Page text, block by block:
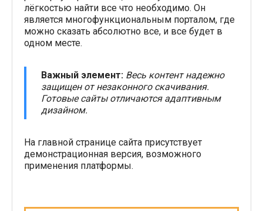
лёгкостью найти все что необходимо. Он
является многофункциональным порталом, где
можно сказать абсолютно все, и все будет в
одном месте.
Важный элемент: Весь контент надежно
защищен от незаконного скачивания.
Готовые сайты отличаются адаптивным
дизайном.
На главной странице сайта присутствует
демонстрационная версия, возможного
применения платформы.